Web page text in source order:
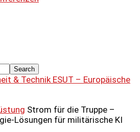
ESUT – Europäische
Strom für die Truppe –
Lösungen für militärische KI